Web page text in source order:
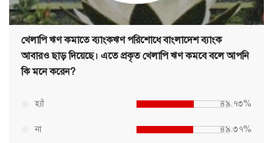
খেলাপি ঋণ কমাতে ব্যাংকঋণ পরিশোধে বাংলাদেশ ব্যাংক
আবারও ছাড় দিয়েছে। এতে প্রকৃত খেলাপি ঋণ কমবে বলে আপনি
কি মনে করেন?
হ্যাঁ ৪৯.৭৩%
না ৪৯.৩৭%